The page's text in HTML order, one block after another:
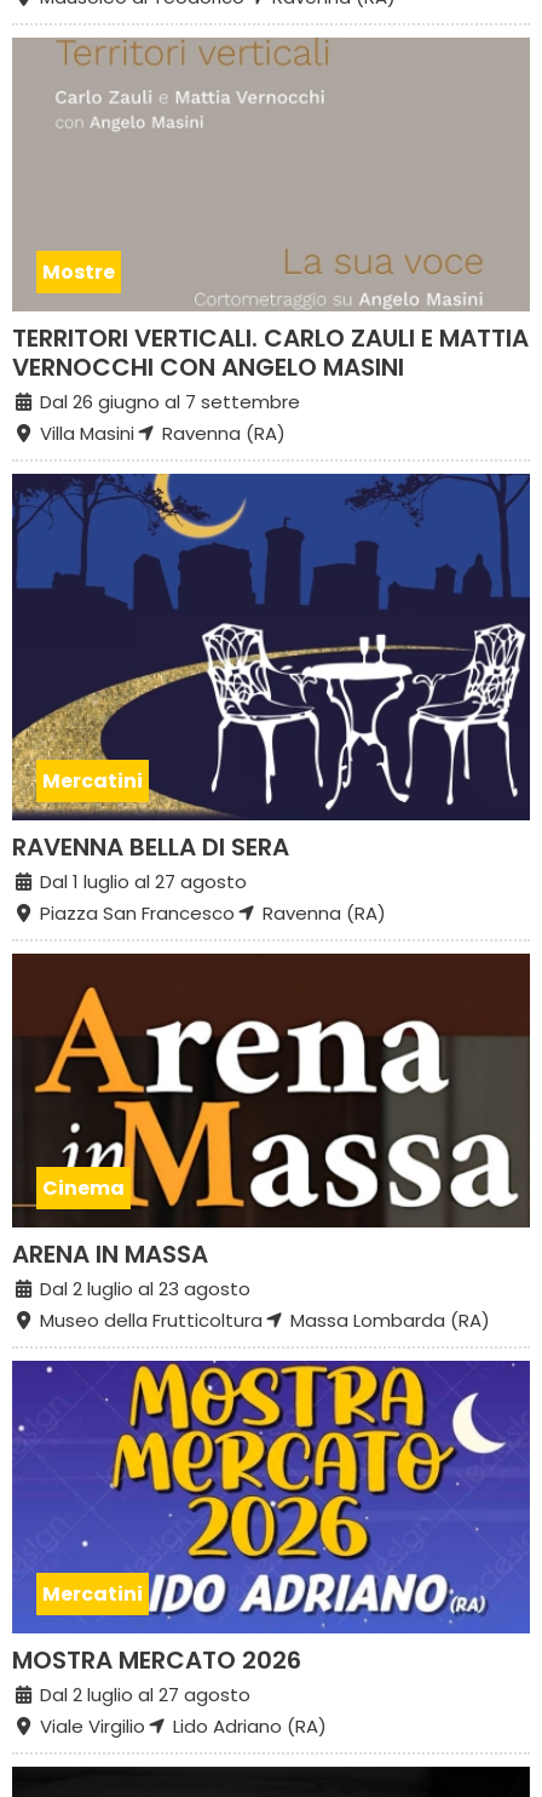
Mostre
TERRITORI VERTICALI. CARLO ZAULI E MATTIA
VERNOCCHI CON ANGELO MASINI
Dal 26 giugno al 7 settembre
Villa Masini
Ravenna (RA)
Mercatini
RAVENNA BELLA DI SERA
Dal 1 luglio al 27 agosto
Piazza San Francesco
Ravenna (RA)
Cinema
ARENA IN MASSA
Dal 2 luglio al 23 agosto
Museo della Frutticoltura
Massa Lombarda (RA)
Mercatini
MOSTRA MERCATO 2026
Dal 2 luglio al 27 agosto
Viale Virgilio
Lido Adriano (RA)